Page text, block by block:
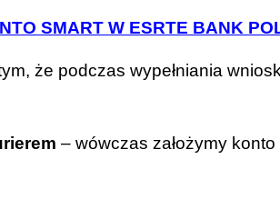
SMART W ESRTE BANK
że podczas wypełniania
– wówczas założymy